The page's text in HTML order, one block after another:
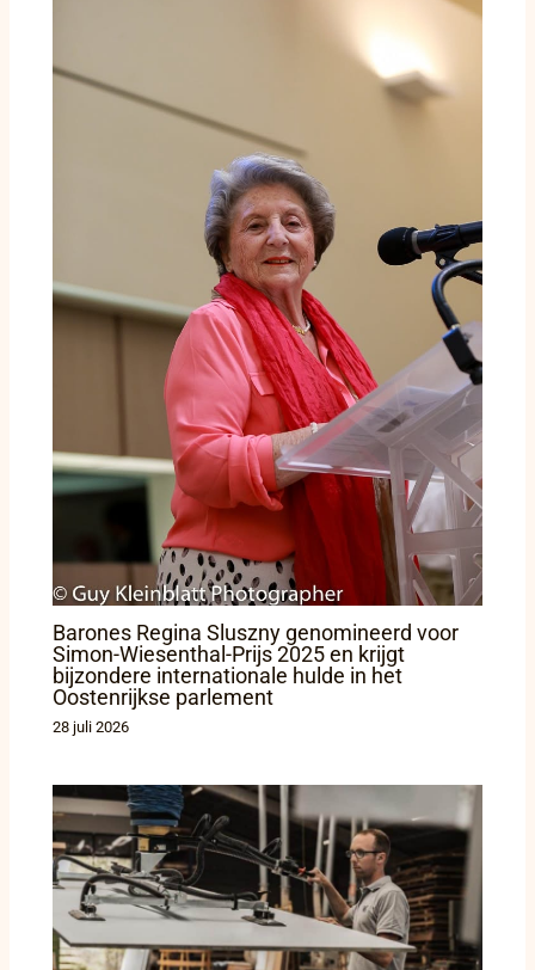
Barones Regina Sluszny genomineerd voor
Simon-Wiesenthal-Prijs 2025 en krijgt
bijzondere internationale hulde in het
Oostenrijkse parlement
28 juli 2026